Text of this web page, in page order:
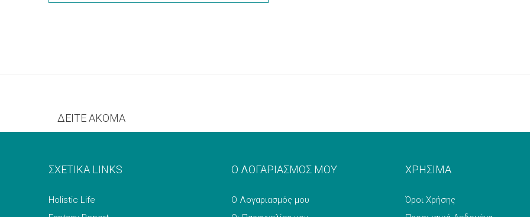
ΔΕΙΤΕ ΑΚΟΜΑ
ΣΧΕΤΙΚΑ LINKS
Holistic Life
Ο ΛΟΓΑΡΙΑΣΜΟΣ ΜΟΥ
Ο Λογαριασμός μου
ΧΡΗΣΙΜΑ
Όροι Χρήσης